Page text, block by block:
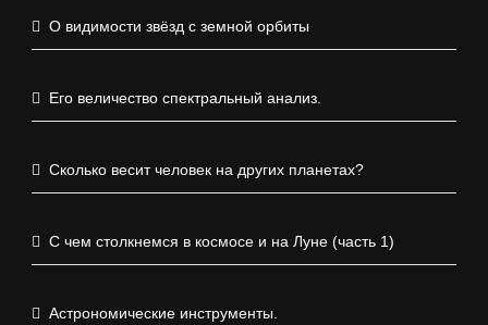
О видимости звёзд с земной орбиты
Его величество спектральный анализ.
Сколько весит человек на других планетах?
С чем столкнемся в космосе и на Луне (часть 1)
Астрономические инструменты.